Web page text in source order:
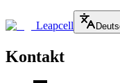
Leapcell
Kontakt